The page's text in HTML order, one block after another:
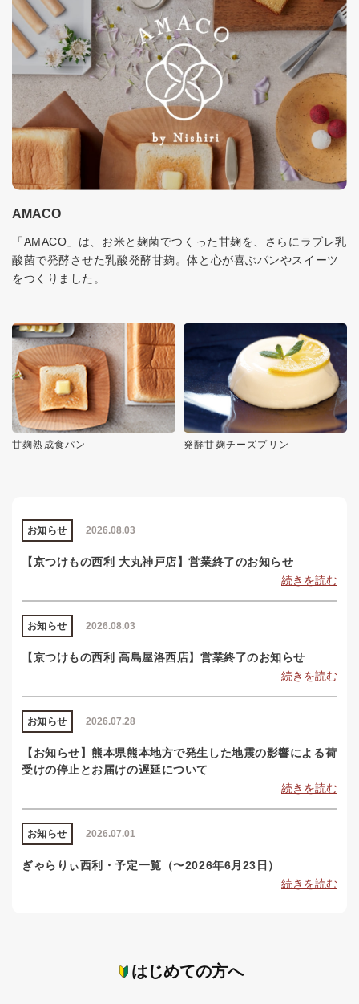
AMACO
「AMACO」は、お米と麹菌でつくった甘麹を、さらにラブレ乳
酸菌で発酵させた乳酸発酵甘麹。体と心が喜ぶパンやスイーツ
をつくりました。
甘麹熟成食パン 発酵甘麹チーズプリン
2026.08.03
お知らせ
【京つけもの西利 大丸神戸店】営業終了のお知らせ
続きを読む
2026.08.03
お知らせ
【京つけもの西利 高島屋洛西店】営業終了のお知らせ
続きを読む
2026.07.28
お知らせ
【お知らせ】熊本県熊本地方で発生した地震の影響による荷
受けの停止とお届けの遅延について
続きを読む
2026.07.01
お知らせ
ぎゃらりぃ西利・予定一覧（〜2026年6月23日）
続きを読む
はじめての方へ